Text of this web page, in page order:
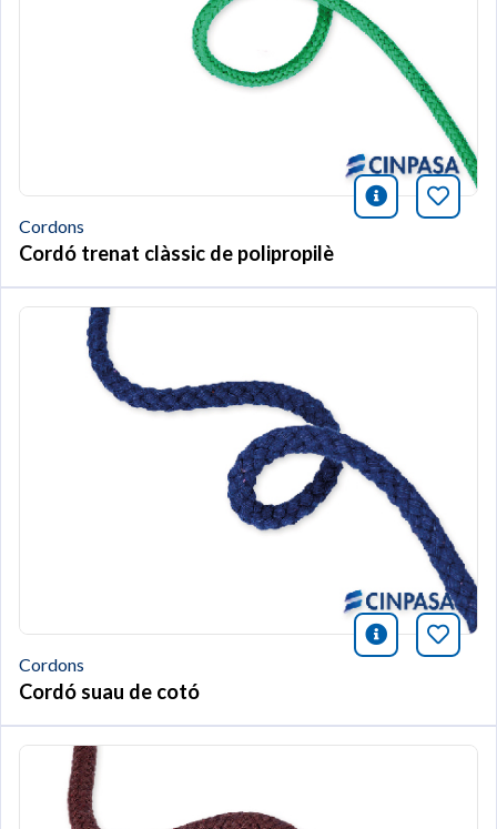
icono
Cordons
Cordó trenat clàssic de polipropilè
icono
Cordons
Cordó suau de cotó